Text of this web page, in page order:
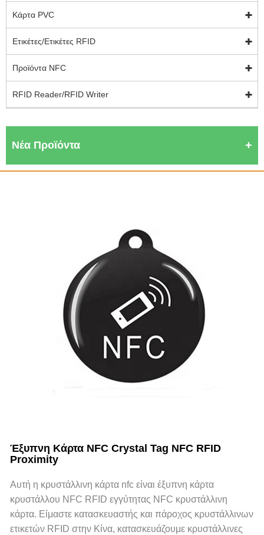
Κάρτα PVC
Ετικέτες/Ετικέτες RFID
Προϊόντα NFC
RFID Reader/RFID Writer
Νέα Προϊόντα
Έξυπνη Κάρτα NFC Crystal Tag NFC RFID
Proximity
Αυτή η κρυστάλλινη κάρτα nfc είναι έξυπνη κάρτα
κρυστάλλου NFC RFID εγγύτητας NFC κρυστάλλινη
κάρτα. Είμαστε κατασκευαστής και πάροχος κρυστάλλινων
ετικετών RFID στην Κίνα, κατασκευάζουμε κρυστάλλινες